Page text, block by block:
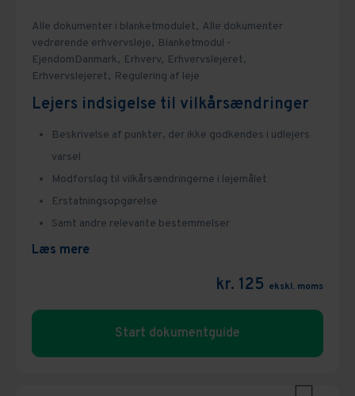
Alle dokumenter i blanketmodulet, Alle dokumenter
vedrørende erhvervsleje, Blanketmodul -
EjendomDanmark, Erhverv, Erhvervslejeret,
Erhvervslejeret, Regulering af leje
Lejers indsigelse til vilkårsændringer
Beskrivelse af punkter, der ikke godkendes i udlejers
varsel
Modforslag til vilkårsændringerne i lejemålet
Erstatningsopgørelse
Samt andre relevante bestemmelser
Læs mere
kr. 125 ekskl. moms
Start dokumentguide